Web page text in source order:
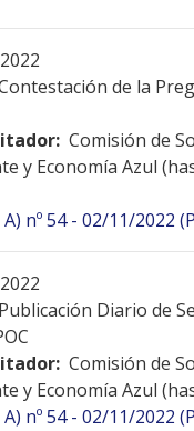
de la
Comisión de
y Economía Azul
nº 54 - 02/11/2022
Publicación Diario de
Comisión de
y Economía Azul
nº 54 - 02/11/2022